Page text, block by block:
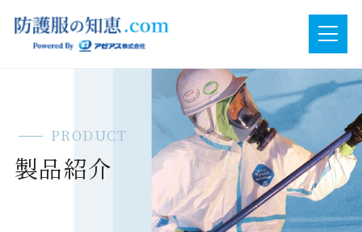
PRODUCT
製品紹介